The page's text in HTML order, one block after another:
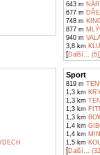
643 m
677 m
748 m
877 m
940 m
3,8 km
[Další... (5)
Sport
819 m
1,3 km
1,3 km
1,3 km
1,3 km
1,4 km
1,4 km
1,5 km
[Další...